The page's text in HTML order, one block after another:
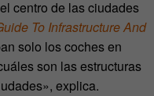
centro de las ciudades
To Infrastructure And
solo los coches en
son las estructuras
explica.